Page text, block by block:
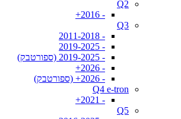
Q2
- 2016+
Q3
- 2011-2018
- 2019-2025
- 2019-2025 (ספורטבק)
- 2026+
- 2026+ (ספורטבק)
Q4 e-tron
- 2021+
Q5